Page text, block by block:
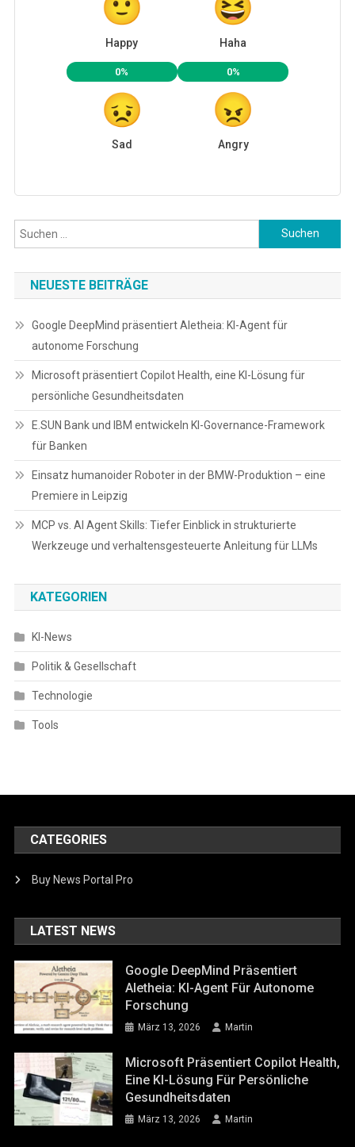
Happy Haha
0%
Sad
0%
Angry
NEUESTE BEITRÄGE
Google DeepMind präsentiert Aletheia: KI-Agent für
autonome Forschung
Microsoft präsentiert Copilot Health, eine KI-Lösung für
persönliche Gesundheitsdaten
E.SUN Bank und IBM entwickeln KI-Governance-Framework
für Banken
Einsatz humanoider Roboter in der BMW-Produktion – eine
Premiere in Leipzig
MCP vs. AI Agent Skills: Tiefer Einblick in strukturierte
Werkzeuge und verhaltensgesteuerte Anleitung für LLMs
KATEGORIEN
KI-News
Politik & Gesellschaft
Technologie
Tools
CATEGORIES
Buy News Portal Pro
LATEST NEWS
Google DeepMind Präsentiert
Aletheia: KI-Agent Für Autonome
Forschung
März 13, 2026 Martin
Microsoft Präsentiert Copilot Health,
Eine KI-Lösung Für Persönliche
Gesundheitsdaten
März 13, 2026 Martin